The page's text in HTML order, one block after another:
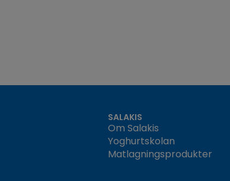
SALAKIS
Om Salakis
Yoghurtskolan
Matlagningsprodukter